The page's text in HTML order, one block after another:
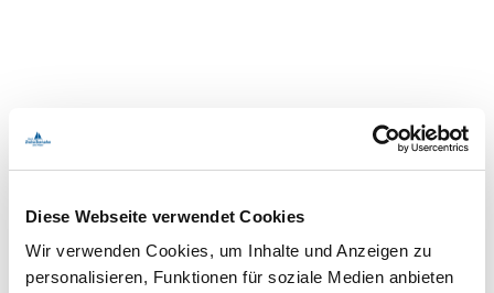
Diese Webseite verwendet Cookies
Wir verwenden Cookies, um Inhalte und Anzeigen zu
personalisieren, Funktionen für soziale Medien anbieten